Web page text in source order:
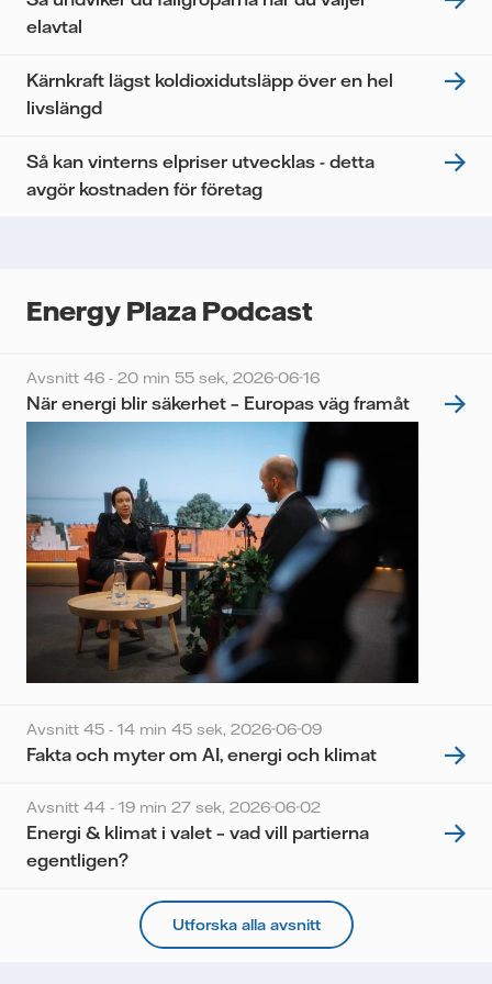
elavtal
Kärnkraft lägst koldioxidutsläpp över en hel
livslängd
Så kan vinterns elpriser utvecklas - detta
avgör kostnaden för företag
Energy Plaza Podcast
Avsnitt 46 - 20 min 55 sek, 2026-06-16
När energi blir säkerhet – Europas väg framåt
Avsnitt 45 - 14 min 45 sek, 2026-06-09
Fakta och myter om AI, energi och klimat
Avsnitt 44 - 19 min 27 sek, 2026-06-02
Energi & klimat i valet – vad vill partierna
egentligen?
Utforska alla avsnitt